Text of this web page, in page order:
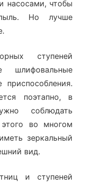
насосами, чтобы
пыль. Но лучше
ступеней
шлифовальные
поэтапно, в
соблюдать
во многом
зеркальный
вид.
и ступеней